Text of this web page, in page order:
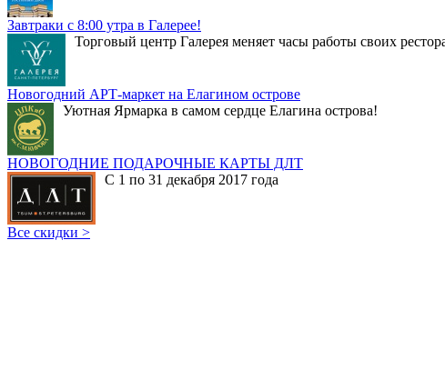
Завтраки с 8:00 утра в Галерее!
Торговый центр Галерея меняет часы работы своих
Новогодний АРТ-маркет на Елагином острове
Уютная Ярмарка в самом сердце Елагина острова!
НОВОГОДНИЕ ПОДАРОЧНЫЕ КАРТЫ ДЛТ
С 1 по 31 декабря 2017 года
Все скидки >